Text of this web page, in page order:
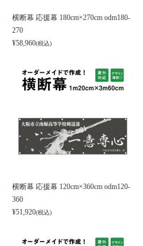
横断幕 応援幕 180cm×270cm odm180-
270
¥58,960(税込)
横断幕 応援幕 120cm×360cm odm120-
360
¥51,920(税込)